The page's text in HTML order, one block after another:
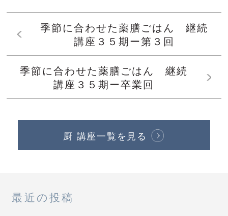
季節に合わせた薬膳ごはん 継続
講座３５期ー第３回
季節に合わせた薬膳ごはん 継続
講座３５期ー卒業回
厨 講座一覧を見る
最近の投稿